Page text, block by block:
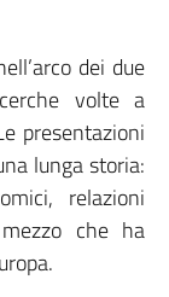
dei due
volte a
presentazioni
lunga storia:
relazioni
che ha